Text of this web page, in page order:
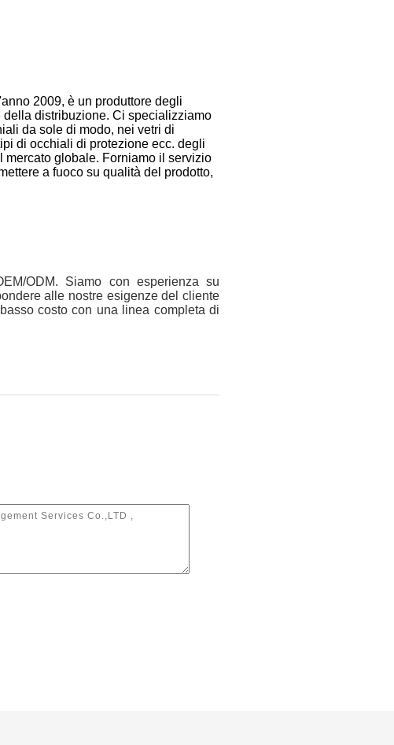
2009, è un produttore degli
distribuzione. Ci specializziamo
da sole di modo, nei vetri di
di occhiali di protezione ecc. degli
mercato globale. Forniamo il servizio
a fuoco su qualità del prodotto,
ODM. Siamo con esperienza su
alle nostre esigenze del cliente
costo con una linea completa di